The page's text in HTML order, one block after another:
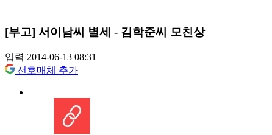
[부고] 서이남씨 별세 - 김학준씨 모친상
입력 2014-06-13 08:31
선호매체 추가